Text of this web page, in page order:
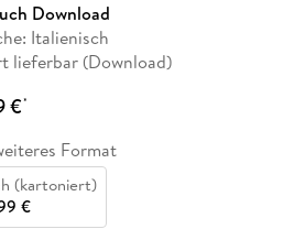
Download
Italienisch
lieferbar (Download)
€*
Format
(kartoniert)
€